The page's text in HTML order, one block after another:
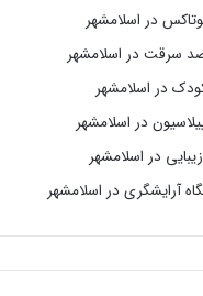
در اسلامشهر
سرقت در اسلامشهر
در اسلامشهر
در اسلامشهر
در اسلامشهر
آرایشگری در اسلامشهر